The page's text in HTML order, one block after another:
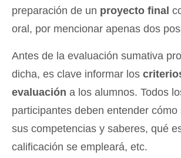
preparación de un proyecto final
oral, por mencionar apenas dos
Antes de la evaluación sumativa
dicha, es clave informar los
evaluación a los alumnos. Todos
participantes deben entender cómo
sus competencias y saberes, qué
calificación se empleará, etc.